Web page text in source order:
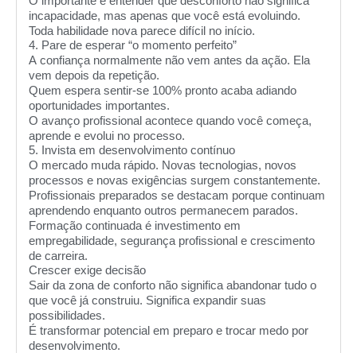
incapacidade, mas apenas que você está evoluindo.
Toda habilidade nova parece difícil no início.
4. Pare de esperar “o momento perfeito”
A confiança normalmente não vem antes da ação. Ela
vem depois da repetição.
Quem espera sentir-se 100% pronto acaba adiando
oportunidades importantes.
O avanço profissional acontece quando você começa,
aprende e evolui no processo.
5. Invista em desenvolvimento contínuo
O mercado muda rápido. Novas tecnologias, novos
processos e novas exigências surgem constantemente.
Profissionais preparados se destacam porque continuam
aprendendo enquanto outros permanecem parados.
Formação continuada é investimento em
empregabilidade, segurança profissional e crescimento
de carreira.
Crescer exige decisão
Sair da zona de conforto não significa abandonar tudo o
que você já construiu. Significa expandir suas
possibilidades.
É transformar potencial em preparo e trocar medo por
desenvolvimento.